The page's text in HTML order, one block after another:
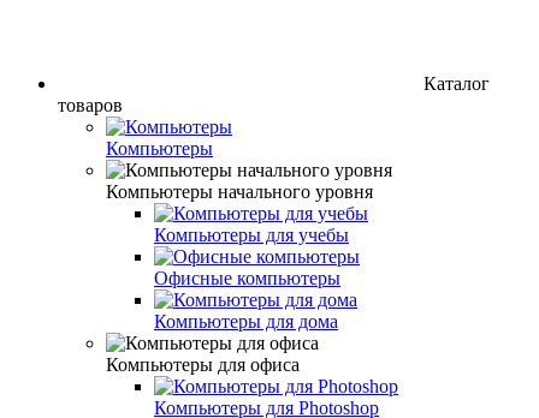
Каталог
товаров
Компьютеры
Компьютеры начального уровня
Компьютеры для учебы
Офисные компьютеры
Компьютеры для дома
Компьютеры для офиса
Компьютеры для Photoshop